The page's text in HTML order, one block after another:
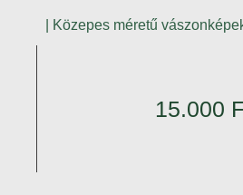
Közepes méretű
15.000